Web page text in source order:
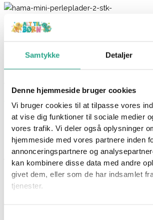
Samtykke Detaljer
Denne hjemmeside bruger cookies
Vi bruger cookies til at tilpasse vores
at vise dig funktioner til sociale medier
vores trafik. Vi deler også oplysninger
hjemmeside med vores partnere inden
annonceringspartnere og
kan kombinere disse data med andre
givet dem, eller som de har indsamlet
tjenester.
Hama Mini – Perleplader (2 stk.)
Ikke på lager
Varenummer Kategorier Hama ,
Beskrivelse
Spørg om produktet
Disse pakker fra Hama Mini indeholder 2
form som et hjerte.
Hama mini perlerne er meget små perler,